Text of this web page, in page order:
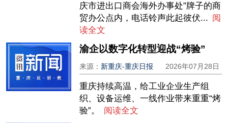
庆市进出口商会海外办事处”牌子的商
贸办公点内，电话铃声此起彼伏... 阅
读全文
渝企以数字化转型迎战“烤验”
来源： 新重庆-重庆日报 2026年07月28日
重庆持续高温，给工业企业生产组
织、设备运维、一线作业带来重重“烤
验”。
阅读全文